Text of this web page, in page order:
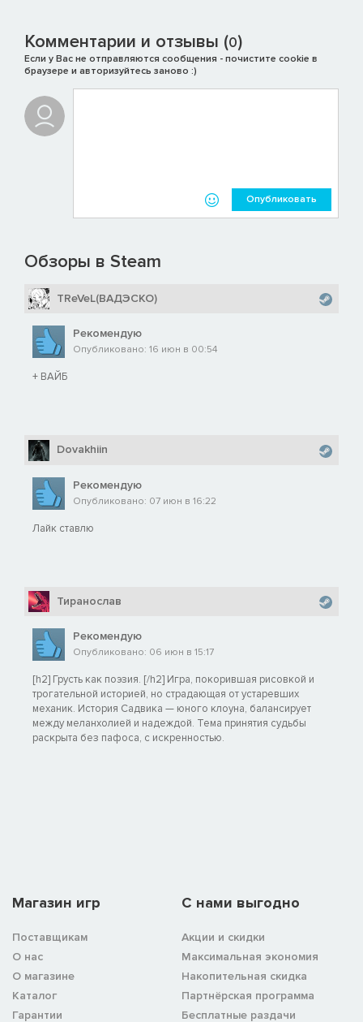
Комментарии и отзывы (0)
Если у Вас не отправляются сообщения - почистите cookie в
браузере и авторизуйтесь заново :)
Опубликовать
Обзоры в Steam
TReVeL(ВАДЭСКО)
Рекомендую
Опубликовано: 16 июн в 00:54
+ ВАЙБ
Dovakhiin
Рекомендую
Опубликовано: 07 июн в 16:22
Лайк ставлю
Тиранослав
Рекомендую
Опубликовано: 06 июн в 15:17
[h2] Грусть как поэзия. [/h2] Игра, покорившая рисовкой и
трогательной историей, но страдающая от устаревших
механик. История Садвика — юного клоуна, балансирует
между меланхолией и надеждой. Тема принятия судьбы
раскрыта без пафоса, с искренностью.
Магазин игр
Поставщикам
О нас
О магазине
Каталог
Гарантии
C нами выгодно
Акции и скидки
Максимальная экономия
Накопительная скидка
Партнёрская программа
Бесплатные раздачи